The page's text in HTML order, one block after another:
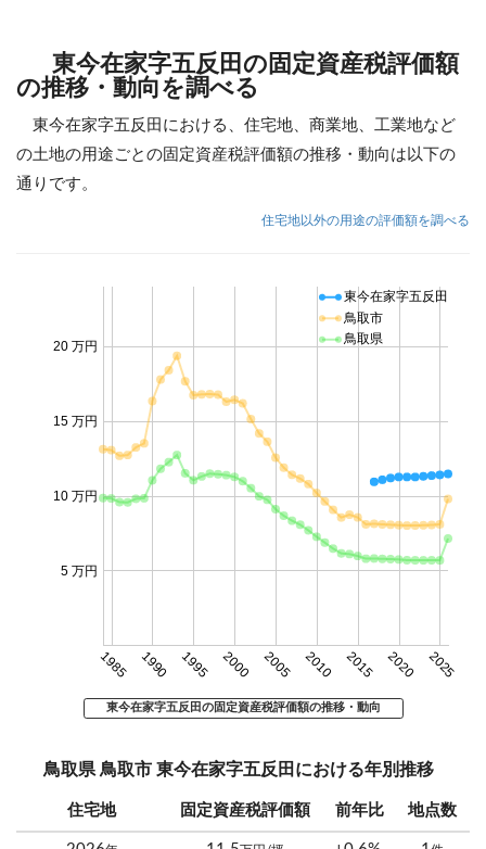
東今在家字五反田の固定資産税評価額
の推移・動向を調べる
東今在家字五反田における、住宅地、商業地、工業地など
の土地の用途ごとの固定資産税評価額の推移・動向は以下の
通りです。
住宅地以外の用途の評価額を調べる
1985 1990 1995 2000 2005 2010 2015 2020 2025
5 万円
10 万円
15 万円
20 万円
東今在家字五反田
鳥取市
鳥取県
東今在家字五反田の固定資産税評価額の推移・動向
鳥取県 鳥取市 東今在家字五反田における年別推移
住宅地 固定資産税評価額 前年比 地点数